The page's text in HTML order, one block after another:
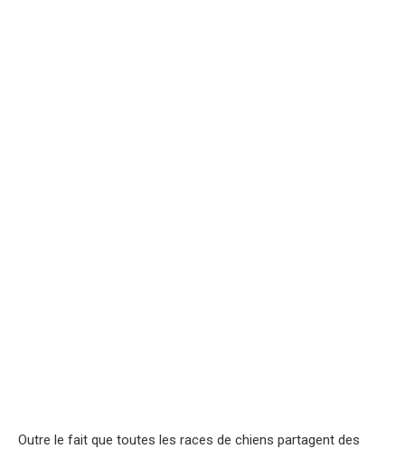
Outre le fait que toutes les races de chiens partagent des